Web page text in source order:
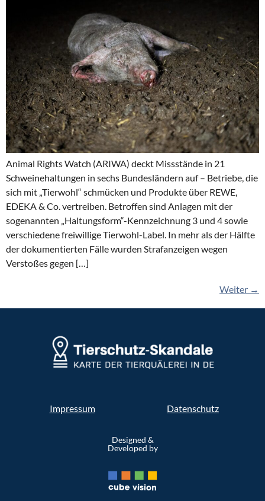
Animal Rights Watch (ARIWA) deckt Missstände in 21
Schweinehaltungen in sechs Bundesländern auf – Betriebe, die
sich mit „Tierwohl“ schmücken und Produkte über REWE,
EDEKA & Co. vertreiben. Betroffen sind Anlagen mit der
sogenannten „Haltungsform“-Kennzeichnung 3 und 4 sowie
verschiedene freiwillige Tierwohl-Label. In mehr als der Hälfte
der dokumentierten Fälle wurden Strafanzeigen wegen
Verstoßes gegen […]
Weiter →
Impressum Datenschutz
Designed &
Developed by